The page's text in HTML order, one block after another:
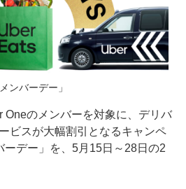
ンバーデー」
のメンバーを対象に、デリバ
ビスが大幅割引となるキャンペ
ーデー」を、5月15日～28日の2